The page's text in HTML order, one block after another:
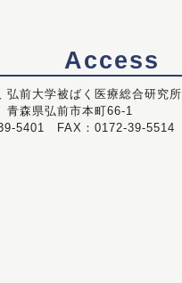
Access
弘前大学被ばく医療総合研究所
森県弘前市本町66-1
5401 FAX：0172-39-5514